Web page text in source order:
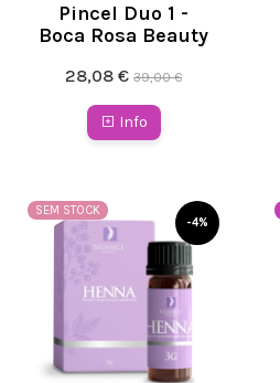
Pincel Duo 1 -
Boca Rosa Beauty
28,08 € 39,00 €
Info
-4%
SEM STOCK